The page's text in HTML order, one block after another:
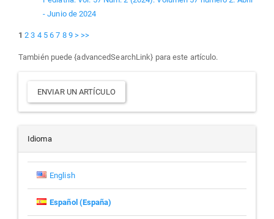
- Junio de 2024
1 2 3 4 5 6 7 8 9 > >>
También puede {advancedSearchLink} para este artículo.
Enviar
un
artículo
ENVIAR UN ARTÍCULO
Idioma
English
Español (España)